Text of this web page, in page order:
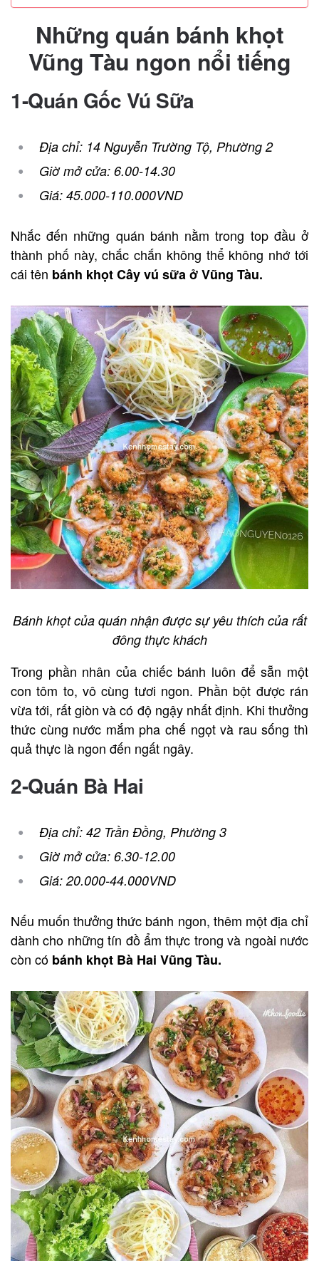
Những quán bánh khọt
Vũng Tàu ngon nổi tiếng
1-Quán Gốc Vú Sữa
Địa chỉ: 14 Nguyễn Trường Tộ, Phường 2
Giờ mở cửa: 6.00-14.30
Giá: 45.000-110.000VND
Nhắc đến những quán bánh nằm trong top đầu ở
thành phố này, chắc chắn không thể không nhớ tới
cái tên bánh khọt Cây vú sữa ở Vũng Tàu.
Bánh khọt của quán nhận được sự yêu thích của rất
đông thực khách
Trong phần nhân của chiếc bánh luôn để sẵn một
con tôm to, vô cùng tươi ngon. Phần bột được rán
vừa tới, rất giòn và có độ ngậy nhất định. Khi thưởng
thức cùng nước mắm pha chế ngọt và rau sống thì
quả thực là ngon đến ngất ngây.
2-Quán Bà Hai
Địa chỉ: 42 Trần Đồng, Phường 3
Giờ mở cửa: 6.30-12.00
Giá: 20.000-44.000VND
Nếu muốn thưởng thức bánh ngon, thêm một địa chỉ
dành cho những tín đồ ẩm thực trong và ngoài nước
còn có bánh khọt Bà Hai Vũng Tàu.